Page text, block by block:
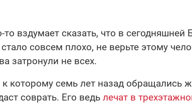
то вздумает сказать, что в сегодняшней
совсем плохо, не верьте этому
затронули не всех.
которому семь лет назад обращались
соврать. Его ведь лечат в